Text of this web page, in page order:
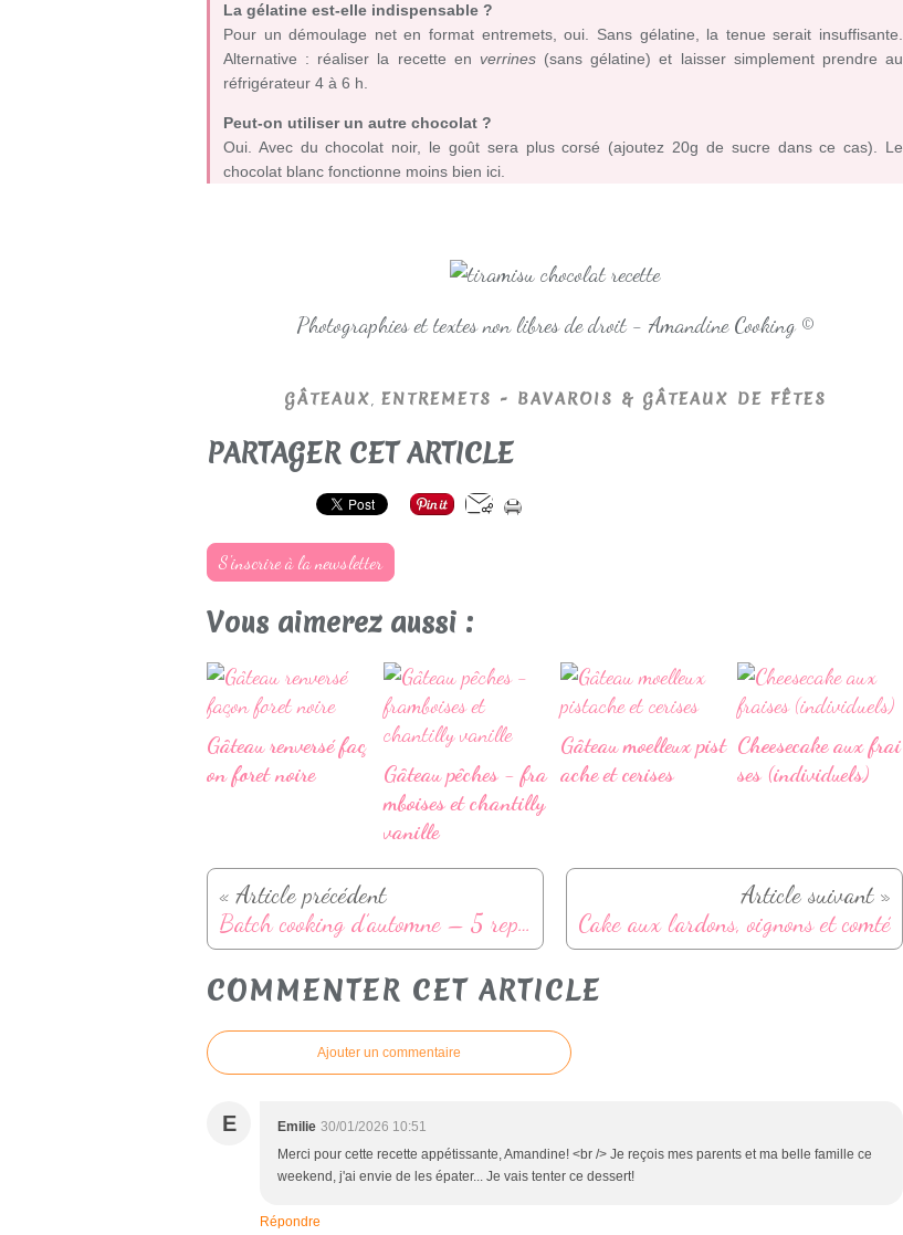
La gélatine est-elle indispensable ?
Pour un démoulage net en format entremets, oui. Sans gélatine, la tenue serait insuffisante.
Alternative : réaliser la recette en verrines(sans gélatine) et laisser simplement prendre au
réfrigérateur 4 à 6 h.
Peut-on utiliser un autre chocolat ?
Oui. Avec du chocolat noir, le goût sera plus corsé (ajoutez 20g de sucre dans ce cas). Le
chocolat blanc fonctionne moins bien ici.
Photographies et textes non libres de droit - Amandine Cooking ©
GÂTEAUX, ENTREMETS - BAVAROIS & GÂTEAUX DE FÊTES
PARTAGER CET ARTICLE
S'inscrire à la newsletter
Vous aimerez aussi :
Gâteau renversé faç
on foret noire
Gâteau pêches - fra
mboises et chantilly
vanille
Gâteau moelleux pist
ache et cerises
Cheesecake aux frai
ses (individuels)
« Article précédent
Batch cooking d’automne – 5 repas maison pour une semaine tranquille
Article suivant »
Cake aux lardons, oignons et comté
COMMENTER CET ARTICLE
Ajouter un commentaire
E Emilie 30/01/2026 10:51
Merci pour cette recette appétissante, Amandine! <br /> Je reçois mes parents et ma belle famille ce
weekend, j'ai envie de les épater... Je vais tenter ce dessert!
Répondre